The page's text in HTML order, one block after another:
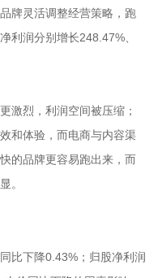
牌灵活调整经营策略，跑
利润分别增长248.47%、
激烈，利润空间被压缩；
和体验，而电商与内容渠
的品牌更容易跑出来，而
。
比下降0.43%；归股净利润